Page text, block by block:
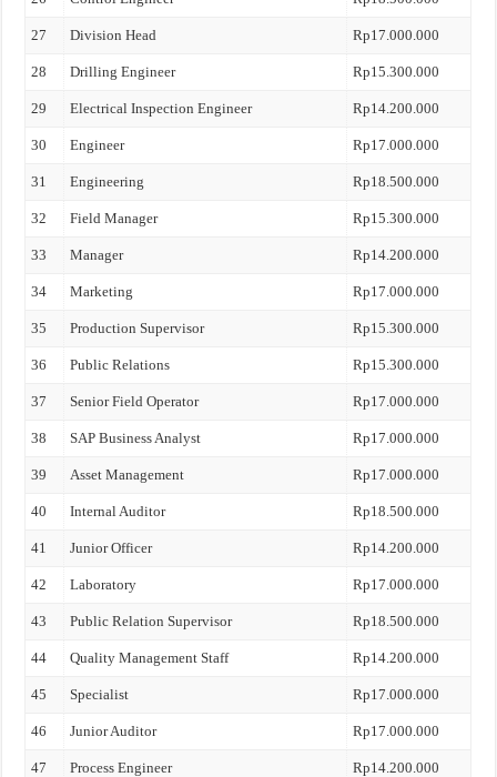
27 Division Head Rp17.000.000
28 Drilling Engineer Rp15.300.000
29 Electrical Inspection Engineer Rp14.200.000
30 Engineer Rp17.000.000
31 Engineering Rp18.500.000
32 Field Manager Rp15.300.000
33 Manager Rp14.200.000
34 Marketing Rp17.000.000
35 Production Supervisor Rp15.300.000
36 Public Relations Rp15.300.000
37 Senior Field Operator Rp17.000.000
38 SAP Business Analyst Rp17.000.000
39 Asset Management Rp17.000.000
40 Internal Auditor Rp18.500.000
41 Junior Officer Rp14.200.000
42 Laboratory Rp17.000.000
43 Public Relation Supervisor Rp18.500.000
44 Quality Management Staff Rp14.200.000
45 Specialist Rp17.000.000
46 Junior Auditor Rp17.000.000
47 Process Engineer Rp14.200.000